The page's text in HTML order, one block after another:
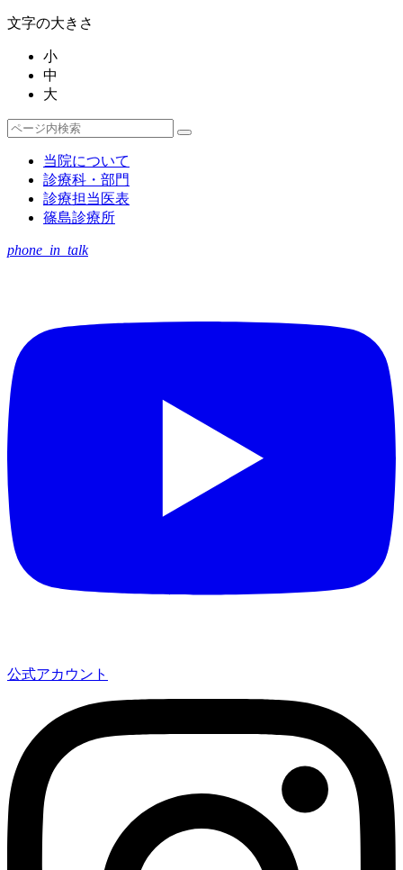
文字の大きさ
小
中
大
検
検
当院について
診療科・部門
診療担当医表
篠島診療所
phone_in_talk
公式アカウント